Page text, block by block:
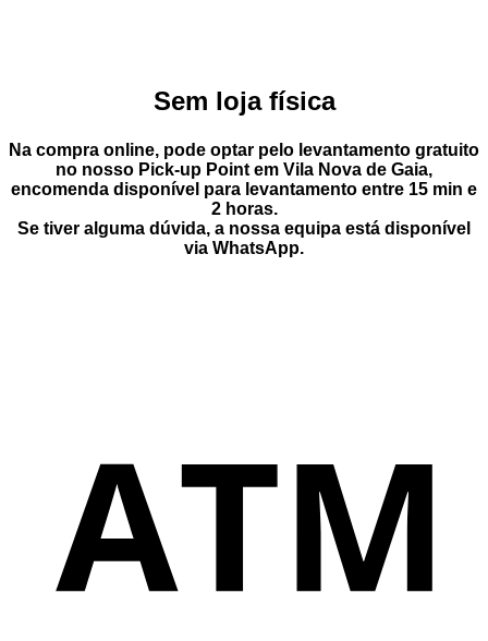
Sem loja física
Na compra online, pode optar pelo levantamento gratuito
no nosso Pick-up Point em Vila Nova de Gaia,
encomenda disponível para levantamento entre 15 min e
2 horas.
Se tiver alguma dúvida, a nossa equipa está disponível
via WhatsApp.